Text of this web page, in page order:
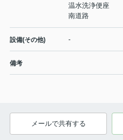
温水洗浄便座
南道路
設備(その他) -
備考
メールで共有する